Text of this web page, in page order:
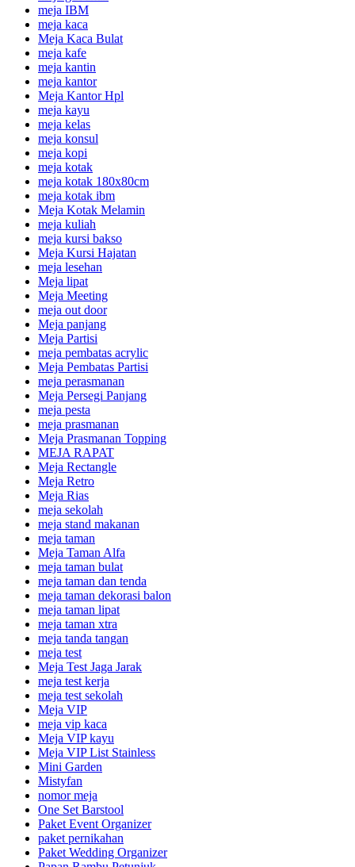
meja IBM
meja kaca
Meja Kaca Bulat
meja kafe
meja kantin
meja kantor
Meja Kantor Hpl
meja kayu
meja kelas
meja konsul
meja kopi
meja kotak
meja kotak 180x80cm
meja kotak ibm
Meja Kotak Melamin
meja kuliah
meja kursi bakso
Meja Kursi Hajatan
meja lesehan
Meja lipat
Meja Meeting
meja out door
Meja panjang
Meja Partisi
meja pembatas acrylic
Meja Pembatas Partisi
meja perasmanan
Meja Persegi Panjang
meja pesta
meja prasmanan
Meja Prasmanan Topping
MEJA RAPAT
Meja Rectangle
Meja Retro
Meja Rias
meja sekolah
meja stand makanan
meja taman
Meja Taman Alfa
meja taman bulat
meja taman dan tenda
meja taman dekorasi balon
meja taman lipat
meja taman xtra
meja tanda tangan
meja test
Meja Test Jaga Jarak
meja test kerja
meja test sekolah
Meja VIP
meja vip kaca
Meja VIP kayu
Meja VIP List Stainless
Mini Garden
Mistyfan
nomor meja
One Set Barstool
Paket Event Organizer
paket pernikahan
Paket Wedding Organizer